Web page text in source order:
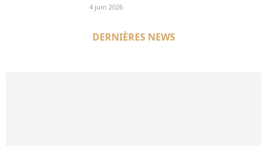
4 juin 2026
DERNIÈRES NEWS